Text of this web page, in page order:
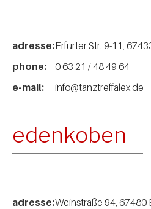
adresse:Erfurter Str. 9-11,
phone:
0 63 21 / 48 49 64
e-mail:
info@tanztreffalex.de
edenkoben
adresse:Weinstraße 94, 67480